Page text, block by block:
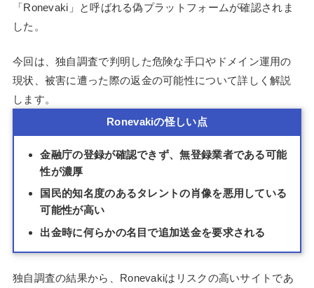
「Ronevaki」と呼ばれる偽プラットフォームが確認されま
した。
今回は、独自調査で判明した危険な手口やドメイン運用の
現状、被害に遭った際の返金の可能性について詳しく解説
します。
Ronevakiの怪しい点
金融庁の登録が確認できず、無登録業者である可能
性が濃厚
国民的知名度のあるタレントの肖像を悪用している
可能性が高い
出金時に何らかの名目で追加送金を要求される
独自調査の結果から、Ronevakiはリスクの高いサイトであ